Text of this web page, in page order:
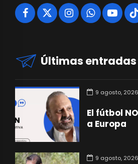
Últimas entradas
9 agosto, 2026
El fútbol
a Europa
9 agosto, 2026